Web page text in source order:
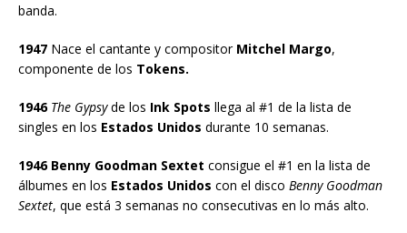
banda.
1947 Nace el cantante y compositor Mitchel Margo,
componente de los Tokens.
1946 The Gypsyde los Ink Spots llega al #1 de la lista de
singles en los Estados Unidos durante 10 semanas.
1946 Benny Goodman Sextet consigue el #1 en la lista de
álbumes en los Estados Unidos con el disco Benny Goodman
Sextet, que está 3 semanas no consecutivas en lo más alto.